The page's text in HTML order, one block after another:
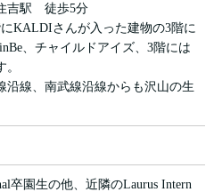
吉駅 徒歩5分
KALDIさんが入った建物の3階に
、チャイルドアイズ、3階には
沿線、南武線沿線からも沢山の生
卒園生の他、近隣のLaurus Intern